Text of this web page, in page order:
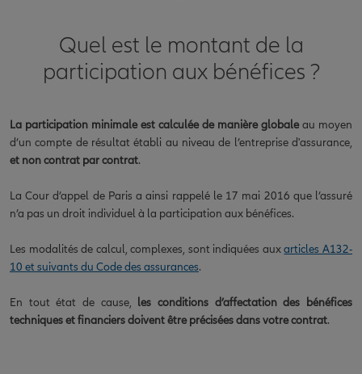
Quel est le montant de la
participation aux bénéfices ?
La participation minimale est calculée de manière globaleau moyen
d’un compte de résultat établi au niveau de l’entreprise d'assurance,
et non contrat par contrat.
La Cour d’appel de Paris a ainsi rappelé le 17 mai 2016 que l’assuré
n’a pas un droit individuel à la participation aux bénéfices.
Les modalités de calcul, complexes, sont indiquées auxarticles A132-
10 et suivants du Code des assurances.
En tout état de cause, les conditions d’affectation des bénéfices
techniques et financiers doivent être précisées dans votre contrat.